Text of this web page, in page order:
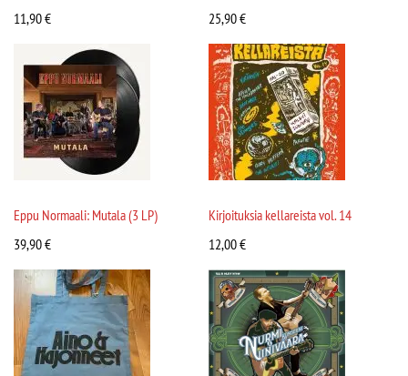
11,90€ 25,90€
Eppu Normaali: Mutala (3 LP)
39,90€
Kirjoituksia kellareista vol. 14
12,00€